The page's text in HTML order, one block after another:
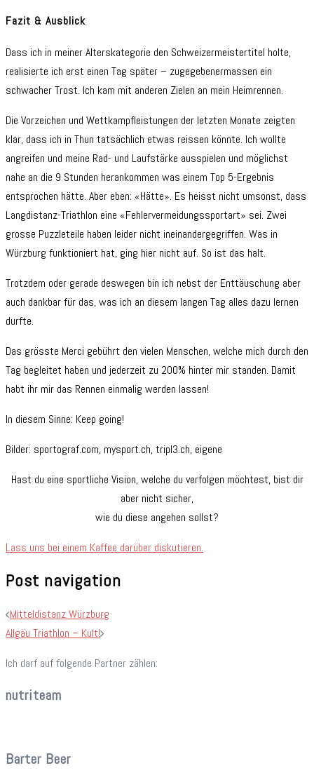
Fazit & Ausblick
Dass ich in meiner Alterskategorie den Schweizermeistertitel holte,
realisierte ich erst einen Tag später – zugegebenermassen ein
schwacher Trost. Ich kam mit anderen Zielen an mein Heimrennen.
Die Vorzeichen und Wettkampfleistungen der letzten Monate zeigten
klar, dass ich in Thun tatsächlich etwas reissen könnte. Ich wollte
angreifen und meine Rad- und Laufstärke ausspielen und möglichst
nahe an die 9 Stunden herankommen was einem Top 5-Ergebnis
entsprochen hätte. Aber eben: «Hätte». Es heisst nicht umsonst, dass
Langdistanz-Triathlon eine «Fehlervermeidungssportart» sei. Zwei
grosse Puzzleteile haben leider nicht ineinandergegriffen. Was in
Würzburg funktioniert hat, ging hier nicht auf. So ist das halt.
Trotzdem oder gerade deswegen bin ich nebst der Enttäuschung aber
auch dankbar für das, was ich an diesem langen Tag alles dazu lernen
durfte.
Das grösste Merci gebührt den vielen Menschen, welche mich durch den
Tag begleitet haben und jederzeit zu 200% hinter mir standen. Damit
habt ihr mir das Rennen einmalig werden lassen!
In diesem Sinne: Keep going!
Bilder: sportograf.com, mysport.ch, tripl3.ch, eigene
Hast du eine sportliche Vision, welche du verfolgen möchtest, bist dir
aber nicht sicher,
wie du diese angehen sollst?
Lass uns bei einem Kaffee darüber diskutieren.
Post navigation
Mitteldistanz Würzburg
Allgäu Triathlon – Kult!
Ich darf auf folgende Partner zählen:
nutriteam
Barter Beer